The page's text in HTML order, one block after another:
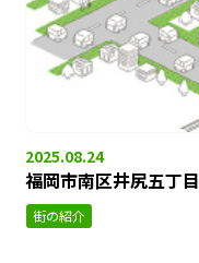
2025.08.24
福岡市南区井尻五丁
街の紹介